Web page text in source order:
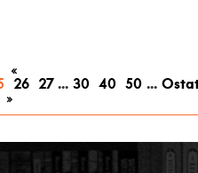
«
26 27 ... 30 40 50 ...
»